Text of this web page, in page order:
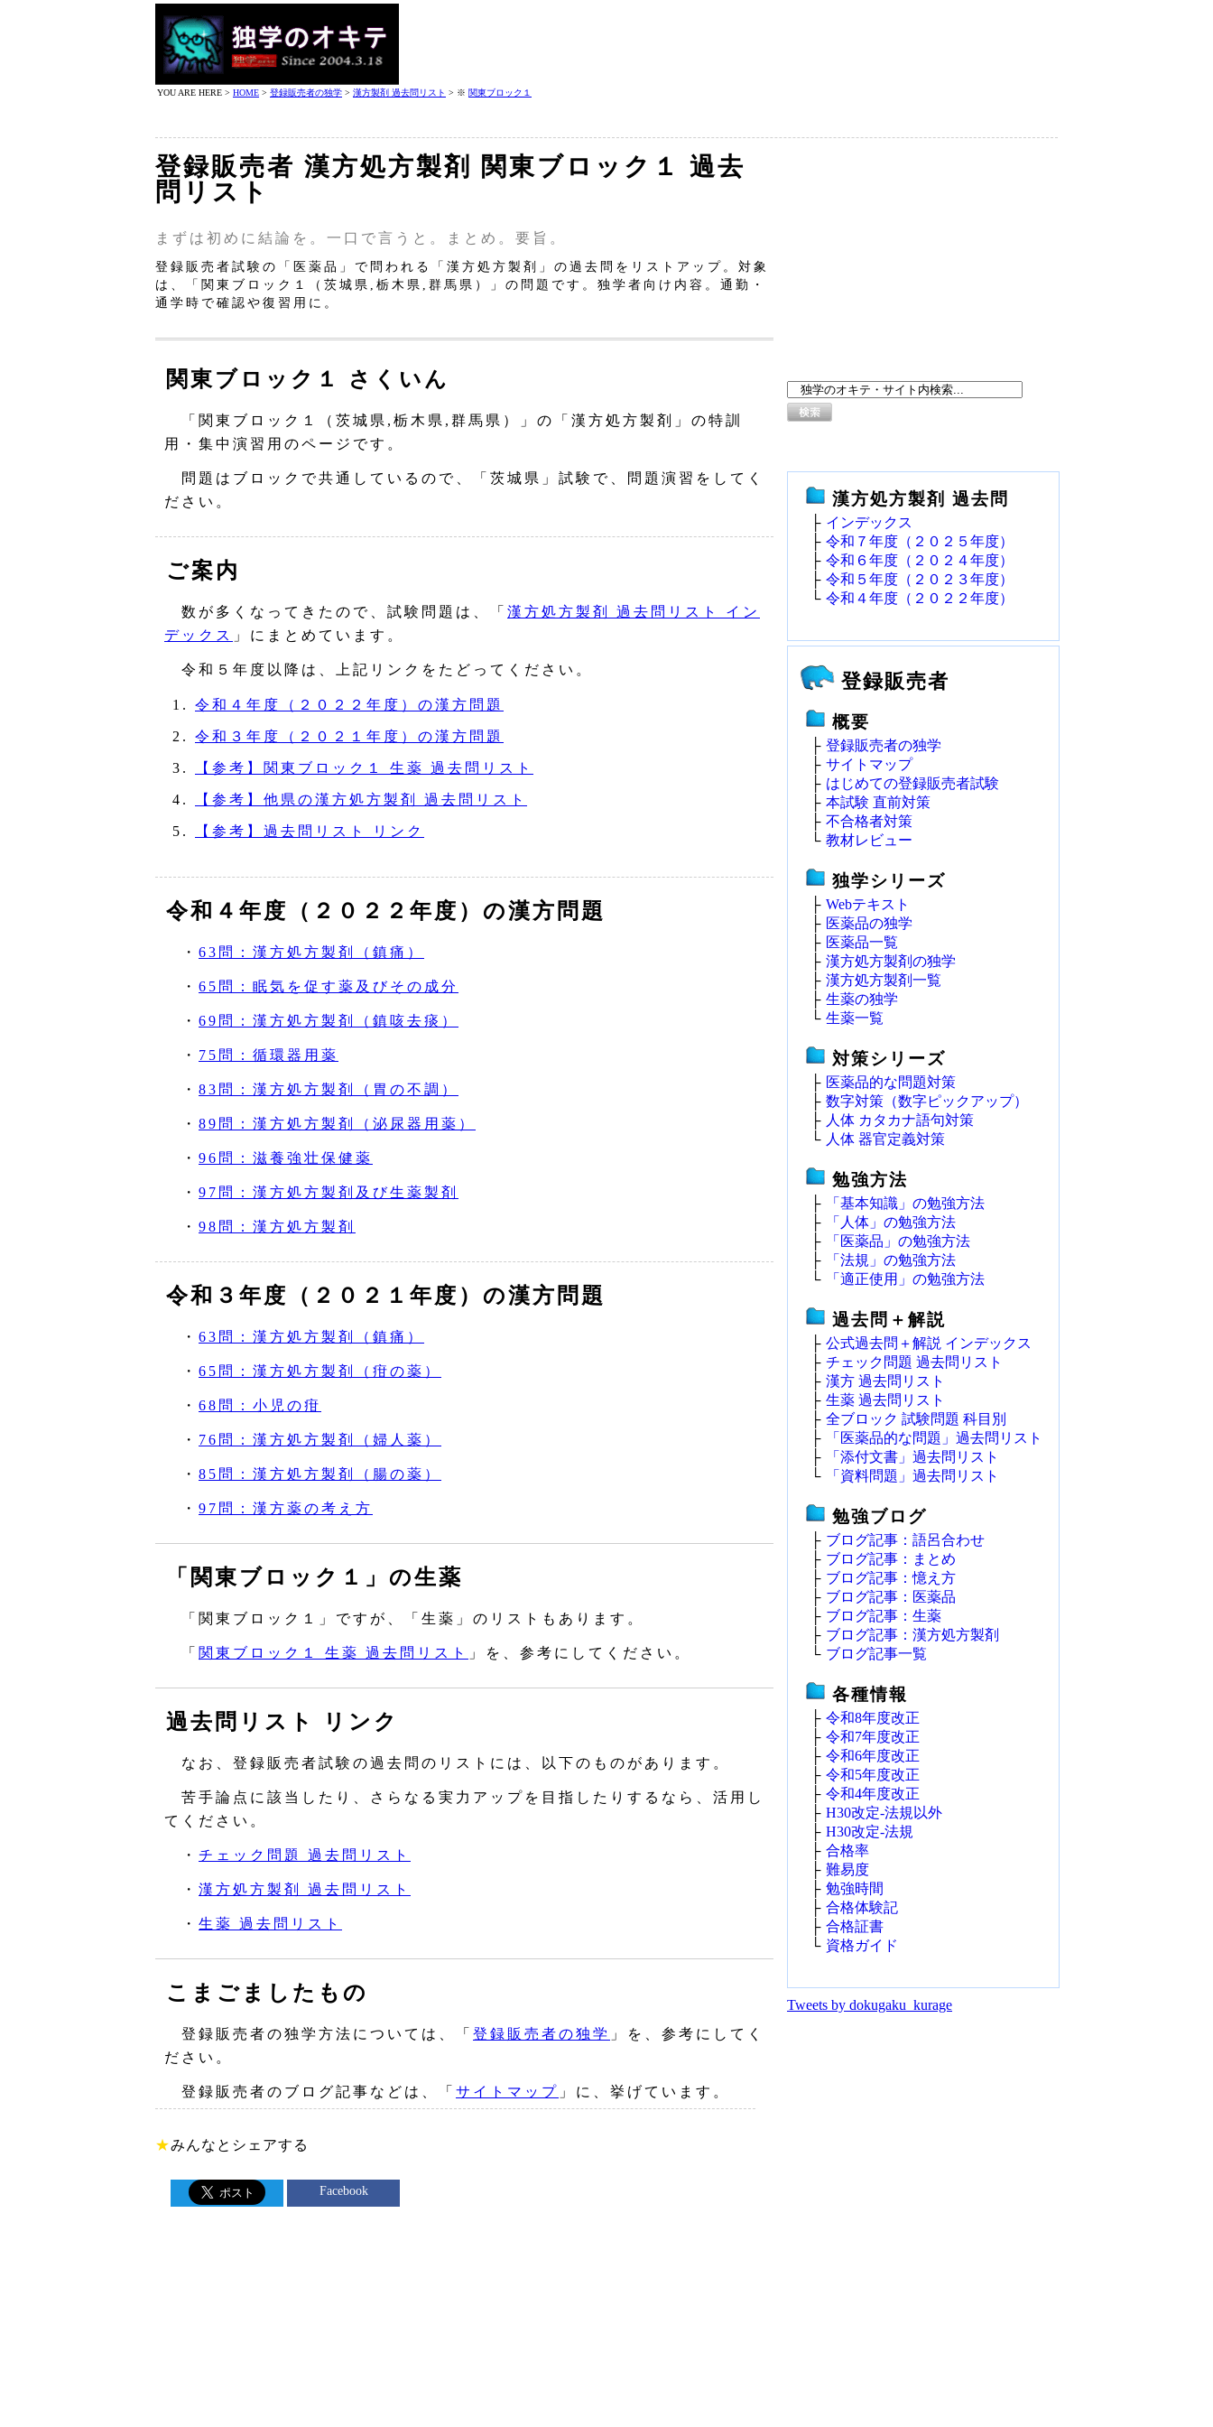
YOU ARE HERE > HOME > 登録販売者の独学 > 漢方製剤 過去問リスト > ※ 関東ブロック１
登録販売者 漢方処方製剤 関東ブロック１ 過去
問リスト
まずは初めに結論を。一口で言うと。まとめ。要旨。
登録販売者試験の「医薬品」で問われる「漢方処方製剤」の過去問をリストアップ。対象
は、「関東ブロック１（茨城県,栃木県,群馬県）」の問題です。独学者向け内容。通勤・
通学時で確認や復習用に。
関東ブロック１ さくいん
「関東ブロック１（茨城県,栃木県,群馬県）」の「漢方処方製剤」の特訓
用・集中演習用のページです。
問題はブロックで共通しているので、「茨城県」試験で、問題演習をしてく
ださい。
ご案内
数が多くなってきたので、試験問題は、「 漢方処方製剤 過去問リスト イン
デックス 」にまとめています。
令和５年度以降は、上記リンクをたどってください。
令和４年度（２０２２年度）の漢方問題
令和３年度（２０２１年度）の漢方問題
【参考】関東ブロック１ 生薬 過去問リスト
【参考】他県の漢方処方製剤 過去問リスト
【参考】過去問リスト リンク
令和４年度（２０２２年度）の漢方問題
・ 63問：漢方処方製剤（鎮痛）
・ 65問：眠気を促す薬及びその成分
・ 69問：漢方処方製剤（鎮咳去痰）
・ 75問：循環器用薬
・ 83問：漢方処方製剤（胃の不調）
・ 89問：漢方処方製剤（泌尿器用薬）
・ 96問：滋養強壮保健薬
・ 97問：漢方処方製剤及び生薬製剤
・ 98問：漢方処方製剤
令和３年度（２０２１年度）の漢方問題
・ 63問：漢方処方製剤（鎮痛）
・ 65問：漢方処方製剤（疳の薬）
・ 68問：小児の疳
・ 76問：漢方処方製剤（婦人薬）
・ 85問：漢方処方製剤（腸の薬）
・ 97問：漢方薬の考え方
「関東ブロック１」の生薬
「関東ブロック１」ですが、「生薬」のリストもあります。
「 関東ブロック１ 生薬 過去問リスト 」を、参考にしてください。
過去問リスト リンク
なお、登録販売者試験の過去問のリストには、以下のものがあります。
苦手論点に該当したり、さらなる実力アップを目指したりするなら、活用し
てください。
・ チェック問題 過去問リスト
・ 漢方処方製剤 過去問リスト
・ 生薬 過去問リスト
こまごましたもの
登録販売者の独学方法については、「 登録販売者の独学 」を、参考にしてく
ださい。
登録販売者のブログ記事などは、「 サイトマップ 」に、挙げています。
★みんなとシェアする
Facebook
漢方処方製剤 過去問
├ インデックス
├ 令和７年度（２０２５年度）
├ 令和６年度（２０２４年度）
├ 令和５年度（２０２３年度）
└ 令和４年度（２０２２年度）
登録販売者
概要
├ 登録販売者の独学
├ サイトマップ
├ はじめての登録販売者試験
├ 本試験 直前対策
├ 不合格者対策
└ 教材レビュー
独学シリーズ
├ Webテキスト
├ 医薬品の独学
├ 医薬品一覧
├ 漢方処方製剤の独学
├ 漢方処方製剤一覧
├ 生薬の独学
└ 生薬一覧
対策シリーズ
├ 医薬品的な問題対策
├ 数字対策（数字ピックアップ）
├ 人体 カタカナ語句対策
└ 人体 器官定義対策
勉強方法
├
「基本知識」の勉強方法
├
「人体」の勉強方法
├
「医薬品」の勉強方法
├
「法規」の勉強方法
└
「適正使用」の勉強方法
過去問＋解説
├ 公式過去問＋解説 インデックス
├ チェック問題 過去問リスト
├ 漢方 過去問リスト
├ 生薬 過去問リスト
├ 全ブロック 試験問題 科目別
├
「医薬品的な問題」過去問リスト
├
「添付文書」過去問リスト
└
「資料問題」過去問リスト
勉強ブログ
├ ブログ記事：語呂合わせ
├ ブログ記事：まとめ
├ ブログ記事：憶え方
├ ブログ記事：医薬品
├ ブログ記事：生薬
├ ブログ記事：漢方処方製剤
└ ブログ記事一覧
各種情報
├ 令和8年度改正
├ 令和7年度改正
├ 令和6年度改正
├ 令和5年度改正
├ 令和4年度改正
├ H30改定‐法規以外
├ H30改定‐法規
├ 合格率
├ 難易度
├ 勉強時間
├ 合格体験記
├ 合格証書
└ 資格ガイド
Tweets by dokugaku_kurage